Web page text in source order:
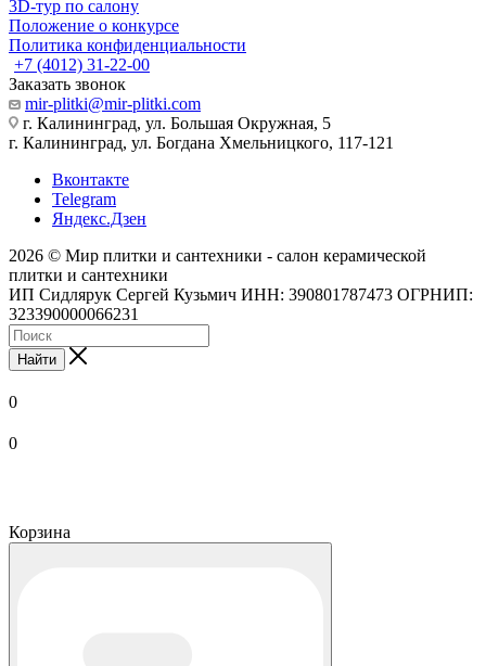
3D-тур по салону
Положение о конкурсе
Политика конфиденциальности
+7 (4012) 31-22-00
Заказать звонок
mir-plitki@mir-plitki.com
г. Калининград, ул. Большая Окружная, 5
г. Калининград, ул. Богдана Хмельницкого, 117-121
Вконтакте
Telegram
Яндекс.Дзен
2026 © Мир плитки и сантехники - салон керамической
плитки и сантехники
ИП Сидлярук Сергей Кузьмич ИНН: 390801787473 ОГРНИП:
323390000066231
Найти
0
0
Корзина